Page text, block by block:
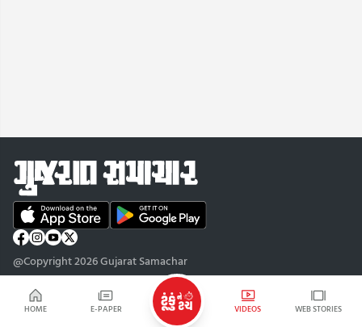
HOME E-PAPER VIDEOS WEB STORIES
@Copyright 2026 Gujarat Samachar